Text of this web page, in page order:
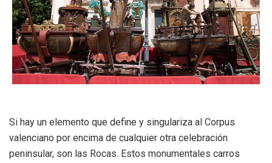
Si hay un elemento que define y singulariza al Corpus
valenciano por encima de cualquier otra celebración
peninsular, son las Rocas. Estos monumentales carros